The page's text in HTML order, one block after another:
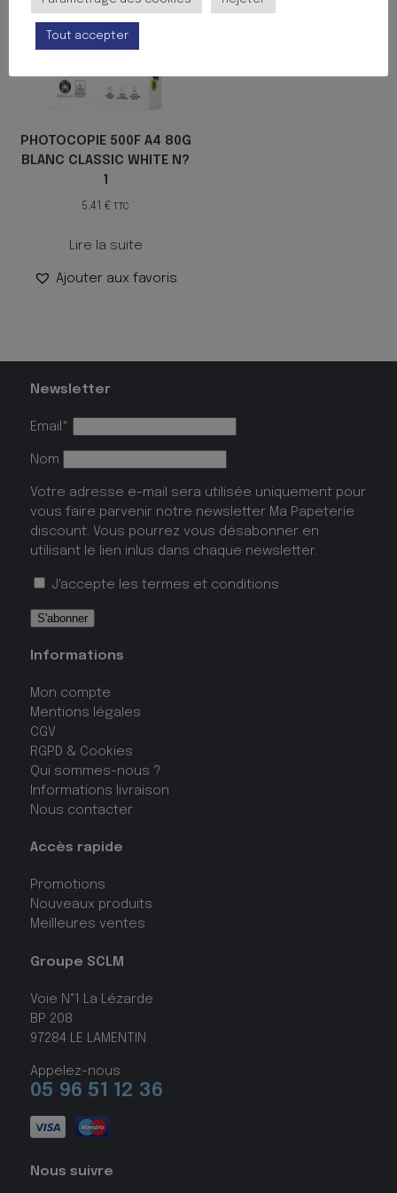
PHOTOCOPIE 500F A4 80G
BLANC CLASSIC WHITE N?
1
5.41€ TTC
Lire la suite
Ajouter aux favoris
Newsletter
Email*
Nom
Votre adresse e-mail sera utilisée uniquement pour
vous faire parvenir notre newsletter Ma Papeterie
discount. Vous pourrez vous désabonner en
utilisant le lien inlus dans chaque newsletter.
J'accepte les termes et conditions
Informations
Mon compte
Mentions légales
CGV
RGPD & Cookies
Qui sommes-nous ?
Informations livraison
Nous contacter
Accès rapide
Promotions
Nouveaux produits
Meilleures ventes
Groupe SCLM
Voie N°1 La Lézarde
BP 208
97284 LE LAMENTIN
Appelez-nous
05 96 51 12 36
Nous suivre
Tout accepter